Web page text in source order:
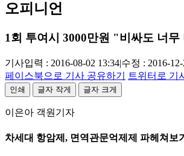
오피니언
1회 투여시 3000만원 "비싸도 너
기사입력 : 2016-08-02 13:34|수정 : 2016-
페이스북으로 기사 공유하기
트위터로 기
인쇄 글자 작게 글자 크게
이은아 객원기자
차세대 항암제, 면역관문억제제 파헤쳐보